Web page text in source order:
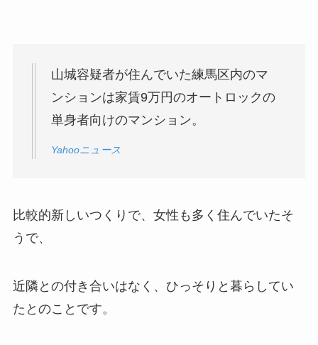
山城容疑者が住んでいた練馬区内のマ
ンションは家賃9万円のオートロックの
単身者向けのマンション。
Yahooニュース
比較的新しいつくりで、女性も多く住んでいたそ
うで、
近隣との付き合いはなく、ひっそりと暮らしてい
たとのことです。